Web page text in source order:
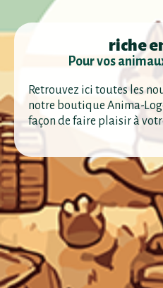
riche
Pour vos
Retrouvez ici toutes les
notre boutique Anima-
façon de faire plaisir à